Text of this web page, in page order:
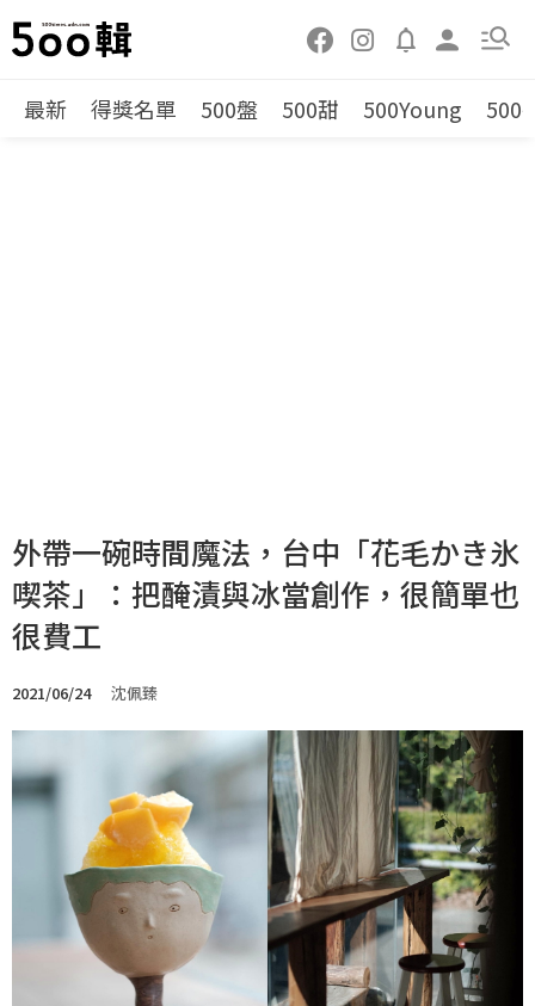
最新 得獎名單 500盤 500甜 500Young 500
外帶一碗時間魔法，台中「花毛かき氷
喫茶」：把醃漬與冰當創作，很簡單也
很費工
2021/06/24 沈佩臻